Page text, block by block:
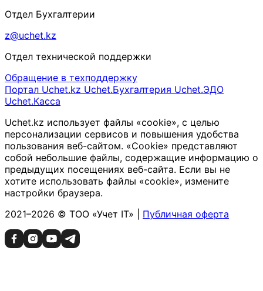
Отдел Бухгалтерии
z@uchet.kz
Отдел технической поддержки
Обращение в техподдержку
Портал Uchet.kz Uchet.Бухгалтерия Uchet.ЭДО
Uchet.Касса
Uchet.kz использует файлы «cookie», с целью
персонализации сервисов и повышения удобства
пользования веб-сайтом. «Cookie» представляют
собой небольшие файлы, содержащие информацию о
предыдущих посещениях веб-сайта. Если вы не
хотите использовать файлы «cookie», измените
настройки браузера.
2021–2026 © ТОО «Учет IT» | Публичная оферта